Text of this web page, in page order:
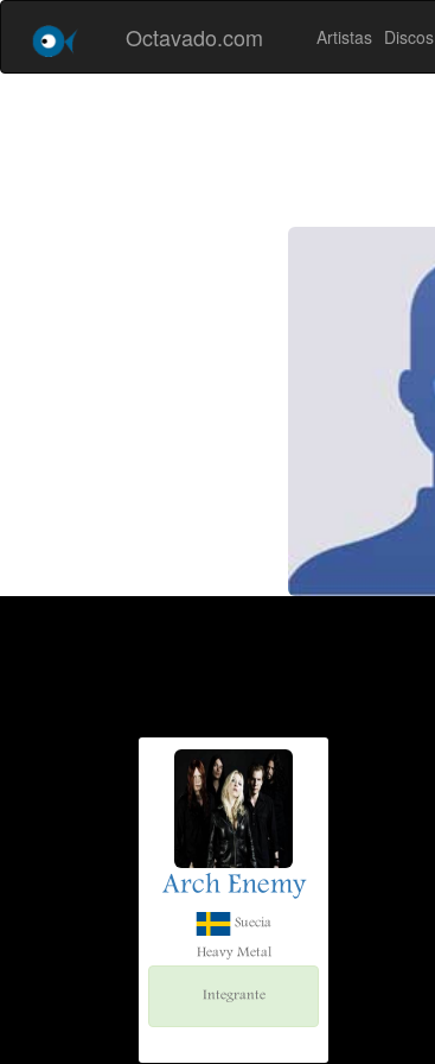
Octavado.com Artistas Discos
Arch Enemy
Suecia
Heavy Metal
Integrante